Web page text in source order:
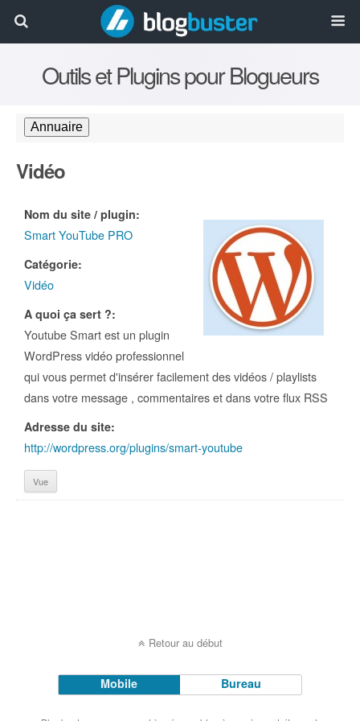
Outils et Plugins pour Blogueurs
Vidéo
Nom du site / plugin:
Smart YouTube PRO
Catégorie:
Vidéo
A quoi ça sert ?:
Youtube Smart est un plugin
WordPress vidéo professionnel
qui vous permet d'insérer facilement des vidéos / playlists
dans votre message , commentaires et dans votre flux RSS
Adresse du site:
http://wordpress.org/plugins/smart-youtube
Vue
Retour au début
Mobile Bureau